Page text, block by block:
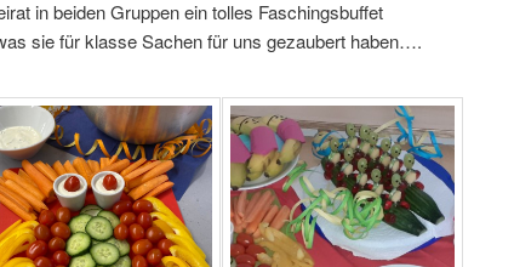
in beiden Gruppen ein tolles Faschingsbuffet
sie für klasse Sachen für uns gezaubert haben….